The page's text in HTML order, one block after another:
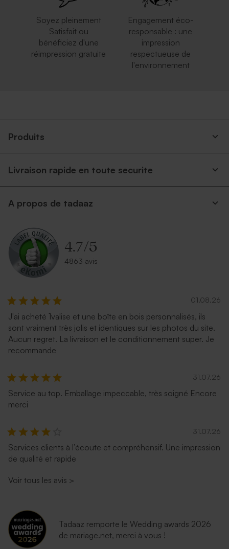
Soyez pleinement
Satisfait ou
bénéficiez d'une
réimpression gratuite
Engagement éco-
responsable : une
impression
respectueuse de
l'environnement
Produits
Livraison rapide en toute securite
A propos de tadaaz
4.7/5
4863 avis
01.08.26
J'ai acheté 1valise et une boîte en bois personnalisés, ils
sont vraiment très jolis et identiques sur les photos du site.
Aucun regret. La livraison et le conditionnement super. Je
recommande
31.07.26
Service au top. Emballage impeccable, très soigné Encore
merci
31.07.26
Services clients à l’écoute et compréhensif. Une impression
de qualité et rapide
Voir tous les avis >
Tadaaz remporte le Wedding awards 2026
de mariage.net, merci à vous !